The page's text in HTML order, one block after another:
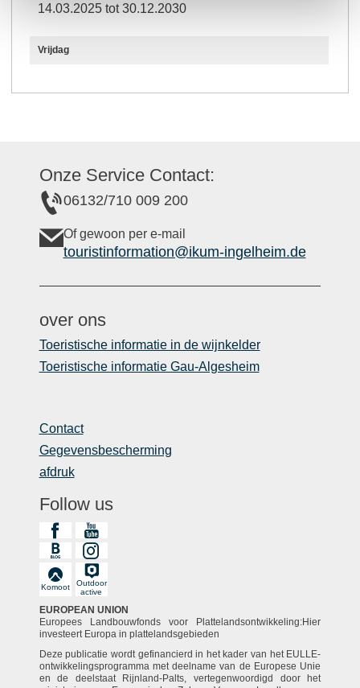
14.03.2025 tot 30.12.2030
Vrijdag
Onze Service Contact:
06132/710 009 200
Of gewoon per e-mail
touristinformation@ikum-ingelheim.de
over ons
Toeristische informatie in de wijnkelder
Toeristische informatie Gau-Algesheim
Contact
Gegevensbescherming
afdruk
Follow us
Komoot
Outdoor
active
EUROPEAN UNION
Europees Landbouwfonds voor Plattelandsontwikkeling:Hier
investeert Europa in plattelandsgebieden
Deze publicatie wordt gefinancierd in het kader van het EULLE-
ontwikkelingsprogramma met deelname van de Europese Unie
en de deelstaat Rijnland-Palts, vertegenwoordigd door het